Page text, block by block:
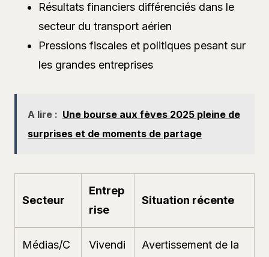
Résultats financiers différenciés dans le
secteur du transport aérien
Pressions fiscales et politiques pesant sur
les grandes entreprises
A lire : Une bourse aux fèves 2025 pleine de
surprises et de moments de partage
Secteur
Entrep
rise
Situation récente
Médias/C
Vivendi
Avertissement de la